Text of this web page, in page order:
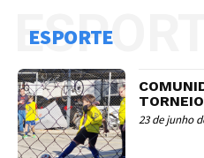
ESPORTE
23 de junho